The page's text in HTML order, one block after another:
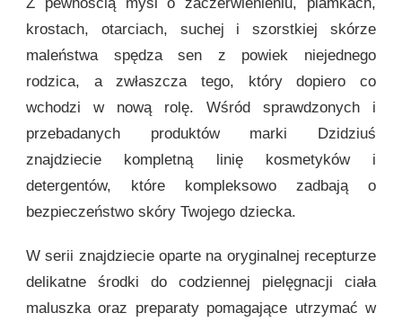
Z pewnością myśl o zaczerwienieniu, plamkach,
krostach, otarciach, suchej i szorstkiej skórze
maleństwa spędza sen z powiek niejednego
rodzica, a zwłaszcza tego, który dopiero co
wchodzi w nową rolę. Wśród sprawdzonych i
przebadanych produktów marki Dzidziuś
znajdziecie kompletną linię kosmetyków i
detergentów, które kompleksowo zadbają o
bezpieczeństwo skóry Twojego dziecka.
W serii znajdziecie oparte na oryginalnej recepturze
delikatne środki do codziennej pielęgnacji ciała
maluszka oraz preparaty pomagające utrzymać w